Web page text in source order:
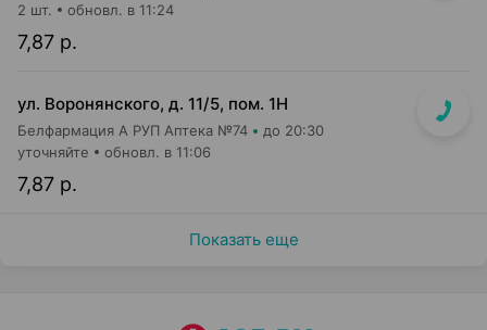
7,87 р.
2 шт. обновл. в 11:24
ул. Воронянского, д. 11/5, пом. 1Н
Белфармация А РУП Аптека №74 до 20:30
7,87 р.
уточняйте обновл. в 11:06
Показать еще